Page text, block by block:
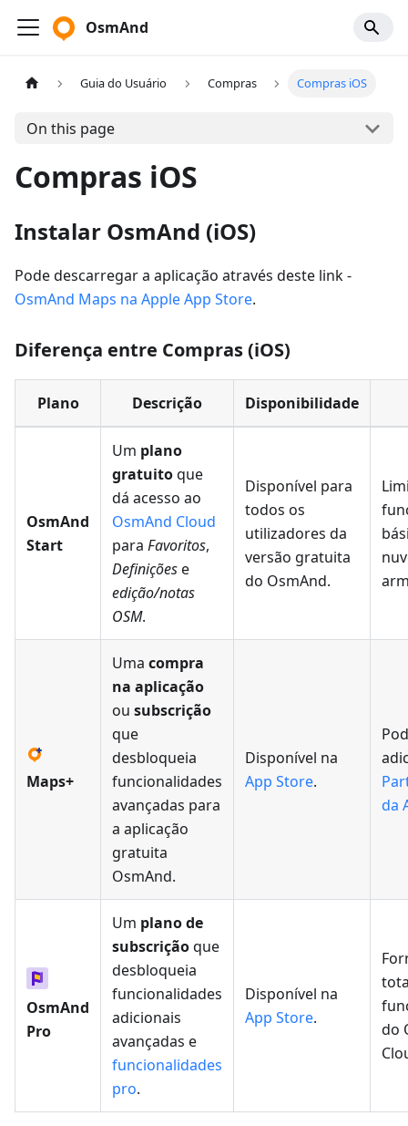
OsmAnd
Guia do Usuário Compras Compras iOS
On this page
Compras iOS
Instalar OsmAnd (iOS)
Pode descarregar a aplicação através deste link -
OsmAnd Maps na Apple App Store.
Diferença entre Compras (iOS)
Plano Descrição Disponibilidade
OsmAnd
Start
Um plano
gratuitoque
dá acesso ao
OsmAnd Cloud
para Favoritos,
Definiçõese
edição/notas
OSM.
Disponível para
todos os
utilizadores da
versão gratuita
do OsmAnd.
Maps+
Uma compra
na aplicação
ou subscrição
que
desbloqueia
funcionalidades
avançadas para
a aplicação
gratuita
OsmAnd.
Disponível na
App Store.
da
OsmAnd
Pro
Um plano de
subscriçãoque
desbloqueia
funcionalidades
adicionais
avançadas e
funcionalidades
pro.
Disponível na
App Store.
do